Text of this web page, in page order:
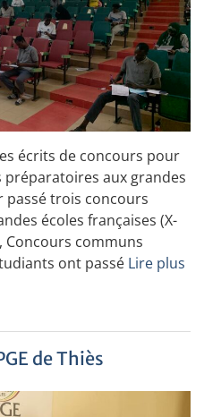
écrits de concours pour
préparatoires aux grandes
passé trois concours
écoles françaises (X-
Concours communs
ont passé Lire plus
de Thiès